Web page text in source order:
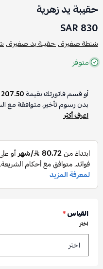
حقيبة يد زهرية
830 SAR
شنطة صغيرة ,حقيبة يد صغيرة ,
متوفر
أو قسم فاتورتك بقيمة207.50 ر.س
بدون رسوم تأخير، متوافقة مع
اعرف أكثر
القياس*
اختر